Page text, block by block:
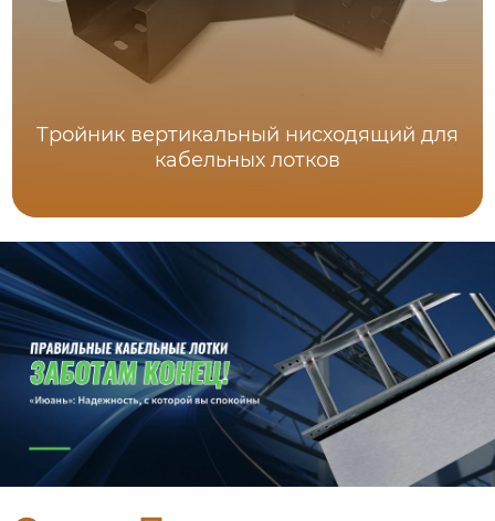
Тройник вертикальный нисходящий для
кабельных лотков